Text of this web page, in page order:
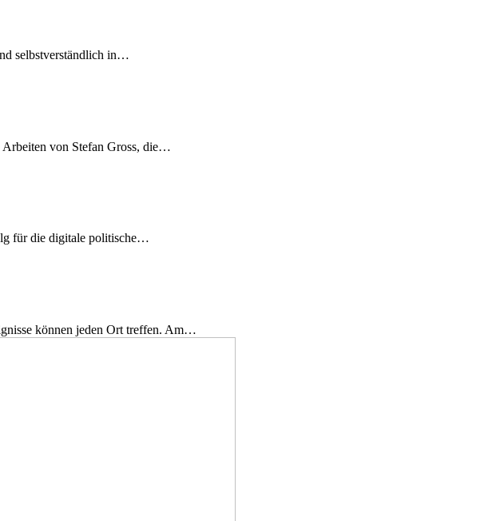
selbstverständlich in…
von Stefan Gross, die…
für die digitale politische…
können jeden Ort treffen. Am…